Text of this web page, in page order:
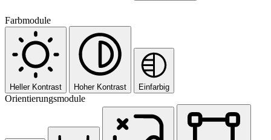
Farbmodule
Heller Kontrast Hoher Kontrast Einfarbig
Orientierungsmodule